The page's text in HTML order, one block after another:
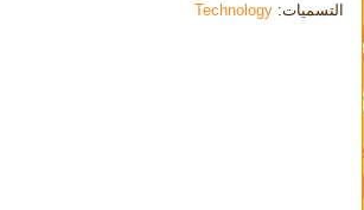
التسميات: Technology